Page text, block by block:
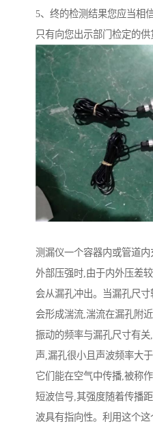
5、终的检测结果您应当相
只有向您出示部门检定的供
测漏仪一个容器内或管道
外部压强时,由于内外压差
会从漏孔冲出。当漏孔尺
会形成湍流,湍流在漏孔附
振动的频率与漏孔尺寸有
声,漏孔很小且声波频率大
它们能在空气中传播,被称
短波信号,其强度随着传播
波具有指向性。利用这个